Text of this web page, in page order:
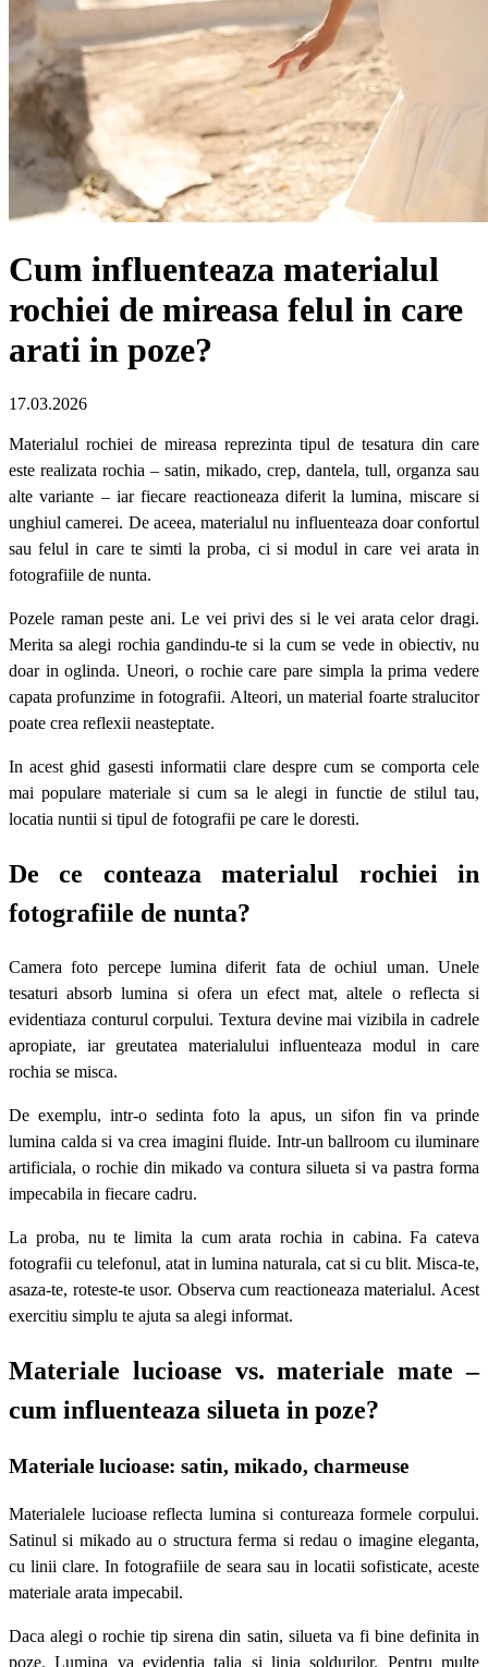
Cum influenteaza materialul
rochiei de mireasa felul in care
arati in poze?
17.03.2026
Materialul rochiei de mireasa reprezinta tipul de tesatura din care
este realizata rochia – satin, mikado, crep, dantela, tull, organza sau
alte variante – iar fiecare reactioneaza diferit la lumina, miscare si
unghiul camerei. De aceea, materialul nu influenteaza doar confortul
sau felul in care te simti la proba, ci si modul in care vei arata in
fotografiile de nunta.
Pozele raman peste ani. Le vei privi des si le vei arata celor dragi.
Merita sa alegi rochia gandindu-te si la cum se vede in obiectiv, nu
doar in oglinda. Uneori, o rochie care pare simpla la prima vedere
capata profunzime in fotografii. Alteori, un material foarte stralucitor
poate crea reflexii neasteptate.
In acest ghid gasesti informatii clare despre cum se comporta cele
mai populare materiale si cum sa le alegi in functie de stilul tau,
locatia nuntii si tipul de fotografii pe care le doresti.
De ce conteaza materialul rochiei in
fotografiile de nunta?
Camera foto percepe lumina diferit fata de ochiul uman. Unele
tesaturi absorb lumina si ofera un efect mat, altele o reflecta si
evidentiaza conturul corpului. Textura devine mai vizibila in cadrele
apropiate, iar greutatea materialului influenteaza modul in care
rochia se misca.
De exemplu, intr-o sedinta foto la apus, un sifon fin va prinde
lumina calda si va crea imagini fluide. Intr-un ballroom cu iluminare
artificiala, o rochie din mikado va contura silueta si va pastra forma
impecabila in fiecare cadru.
La proba, nu te limita la cum arata rochia in cabina. Fa cateva
fotografii cu telefonul, atat in lumina naturala, cat si cu blit. Misca-te,
asaza-te, roteste-te usor. Observa cum reactioneaza materialul. Acest
exercitiu simplu te ajuta sa alegi informat.
Materiale lucioase vs. materiale mate –
cum influenteaza silueta in poze?
Materiale lucioase: satin, mikado, charmeuse
Materialele lucioase reflecta lumina si contureaza formele corpului.
Satinul si mikado au o structura ferma si redau o imagine eleganta,
cu linii clare. In fotografiile de seara sau in locatii sofisticate, aceste
materiale arata impecabil.
Daca alegi o rochie tip sirena din satin, silueta va fi bine definita in
poze. Lumina va evidentia talia si linia soldurilor. Pentru multe